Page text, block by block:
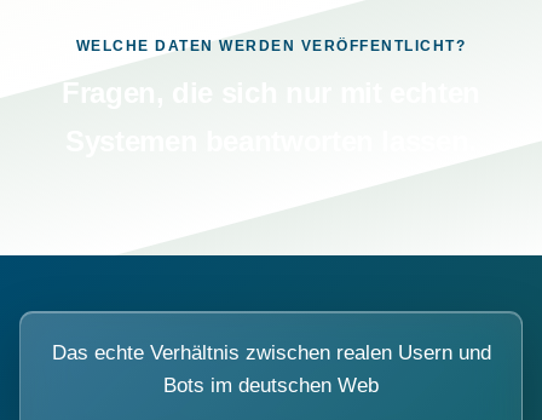
WELCHE DATEN WERDEN VERÖFFENTLICHT?
Das echte Verhältnis zwischen realen Usern und
Bots im deutschen Web